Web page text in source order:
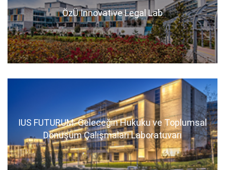
ÖzÜ Innovative Legal Lab
IUS FUTURUM: Geleceğin Hukuku ve Toplumsal
Dönüşüm Çalışmaları Laboratuvarı